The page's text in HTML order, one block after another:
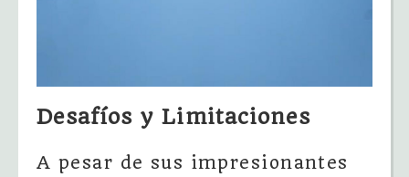
Desafíos y Limitaciones
A pesar de sus impresionantes